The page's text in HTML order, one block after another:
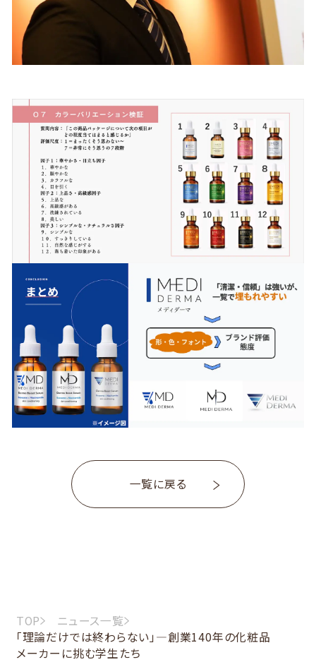
一覧に戻る
TOP
ニュース一覧
「理論だけでは終わらない」―創業140年の化粧品
メーカーに挑む学生たち